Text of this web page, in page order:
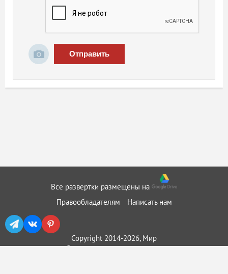
Отправить
Все развертки размещены на
Правообладателям
Написать нам
Copyright 2014-2026, Мир
бумажного моделирования ::